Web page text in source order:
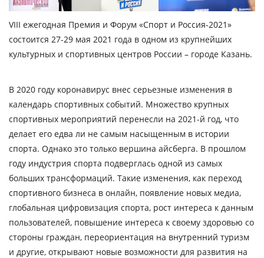
VIII ежегодная Премия и Форум «Спорт и Россия-2021»
состоится 27-29 мая 2021 года в одном из крупнейших
культурных и спортивных центров России – городе Казань.
В 2020 году коронавирус внес серьезные изменения в
календарь спортивных событий. Множество крупных
спортивных мероприятий перенесли на 2021-й год, что
делает его едва ли не самым насыщенным в истории
спорта. Однако это только вершина айсберга. В прошлом
году индустрия спорта подверглась одной из самых
больших трансформаций. Такие изменения, как переход
спортивного бизнеса в онлайн, появление новых медиа,
глобальная цифровизация спорта, рост интереса к данным
пользователей, повышение интереса к своему здоровью со
стороны граждан, переориентация на внутренний туризм
и другие, открывают новые возможности для развития на